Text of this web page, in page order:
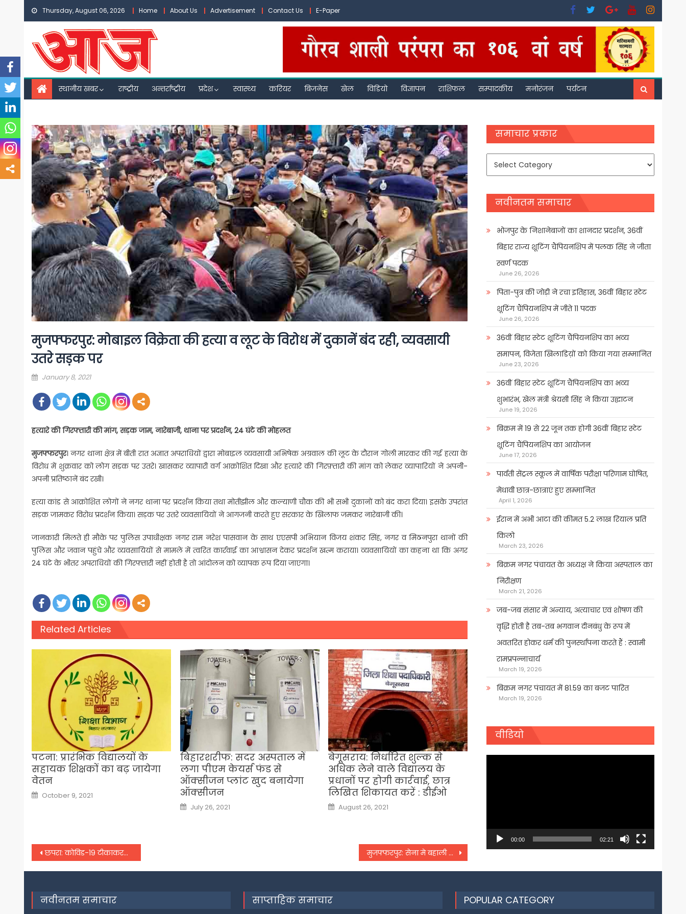
Skip
content
Thursday, August 06, 2026 Home About Us Advertisement Contact Us E-Paper
स्थानीय खबर राष्ट्रीय अन्तर्राष्ट्रीय प्रदेश स्वास्थ्य करियर बिजनेस खेल विडियो विज्ञापन राशिफल सम्पादकीय मनोरंजन पर्यटन
मुजफ्फरपुर: मोबाइल विक्रेता की हत्या व लूट के विरोध में दुकानें बंद रही, व्यवसायी
उतरे सड़क पर
Posted
January 8, 2021
हत्यारे की गिरफ्तारी की मांग, सड़क जाम, नारेबाजी, थाना पर प्रदर्शन, 24 घंटे की मोहलत
मुजफ्फरपुर। नगर थाना क्षेत्र में बीती रात अज्ञात अपराधियों द्वारा मोबाइल व्यवसायी अभिषेक अग्रवाल की लूट के दौरान गोली मारकर की गई हत्या के
विरोध में शुक्रवार को लोग सड़क पर उतरे। खासकर व्यापारी वर्ग आक्रोशित दिखा और हत्यारे की गिरफ़्तारी की मांग को लेकर व्यापारियों ने अपनी-
अपनी प्रतिष्ठानें बंद रखी।
हत्या कांड से आक्रोशित लोगों ने नगर थाना पर प्रदर्शन किया तथा मोतीझील और कल्याणी चौक की भी सभी दुकानों को बंद करा दिया। इसके उपरांत
सड़क जामकर विरोध प्रदर्शन किया। सड़क पर उतरे व्यवसायियों ने आगजनी करते हुए सरकार के खिलाफ जमकर नारेबाजी की।
जानकारी मिलते ही मौके पर पुलिस उपाधीक्षक नगर राम नरेश पासवान के साथ एएसपी अभियान विजय शंकर सिंह, नगर व मिठनपुरा थानों की
पुलिस और जवान पहुंचे और व्यवसायियों से मामले में त्वरित कार्रवाई का आश्वासन देकर प्रदर्शन खत्म कराया। व्यवसायियों का कहना था कि अगर
24 घंटे के भीतर अपराधियों की गिरफ्तारी नहीं होती है तो आंदोलन को व्यापक रूप दिया जाएगा।
Related Articles
पटना: प्रारंभिक विद्यालयों के
सहायक शिक्षकों का बढ़ जायेगा
वेतन
Posted
on
October 9, 2021
बिहारशरीफ: सदर अस्पताल में
लगा पीएम केयर्स फंड से
ऑक्सीजन प्लांट खुद बनायेगा
ऑक्सीजन
Posted
on
July 26, 2021
बेगूसराय: निर्धारित शुल्क से
अधिक लेने वाले विद्यालय के
प्रधानों पर होगी कार्रवाई, छात्र
लिखित शिकायत करें : डीईओ
Posted
on
August 26, 2021
Post
navigation
छपरा: कोविड-19 टीकाकरण को लेकर किया गया सफ़ल मॉक ड्रिल मुजफ्फरपुर: सेना मे बहाली 28 जनवरी से, जिला प्रशासन ने की तैयारियों की समीक्षा, डीएम का निर्देश
समाचार प्रकार
समाचार
नवीनतम समाचार
भोजपुर के निशानेबाजों का शानदार प्रदर्शन, 36वीं
बिहार राज्य शूटिंग चैंपियनशिप में पलक सिंह ने जीता
स्वर्ण पदक
June 26, 2026
पिता-पुत्र की जोड़ी ने रचा इतिहास, 36वीं बिहार स्टेट
शूटिंग चैंपियनशिप में जीते 11 पदक
June 26, 2026
36वीं बिहार स्टेट शूटिंग चैंपियनशिप का भव्य
समापन, विजेता खिलाडिय़ों को किया गया सम्मानित
June 23, 2026
36वीं बिहार स्टेट शूटिंग चैंपियनशिप का भव्य
शुभारंभ, खेल मंत्री श्रेयसी सिंह ने किया उद्घाटन
June 19, 2026
बिक्रम में 19 से 22 जून तक होगी 36वीं बिहार स्टेट
शूटिंग चैंपियनशिप का आयोजन
June 17, 2026
पार्वती सेंट्रल स्कूल में वार्षिक परीक्षा परिणाम घोषित,
मेधावी छात्र-छात्राएं हुए सम्मानित
April 1, 2026
ईरान में अभी आटा की कीमत 5.2 लाख रियाल प्रति
किलो
March 23, 2026
बिक्रम नगर पंचायत के अध्यक्ष ने किया अस्पताल का
निरीक्षण
March 21, 2026
जब-जब संसार में अन्याय, अत्याचार एवं शोषण की
वृद्धि होती है तब-तब भगवान दीनबंधु के रूप में
अवतरित होकर धर्म की पुनर्स्थापना करते हैं : स्वामी
रामप्रपन्नाचार्य
March 19, 2026
बिक्रम नगर पंचायत में 81.59 का बजट पारित
March 19, 2026
वीडियो
00:00 02:21
नवीनतम समाचार साप्ताहिक समाचार POPULAR CATEGORY